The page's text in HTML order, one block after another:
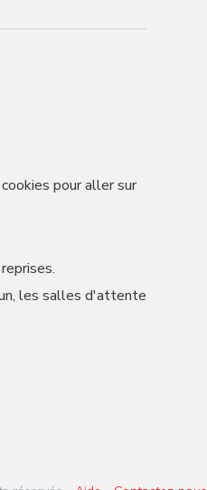
pour aller sur
les salles d'attente